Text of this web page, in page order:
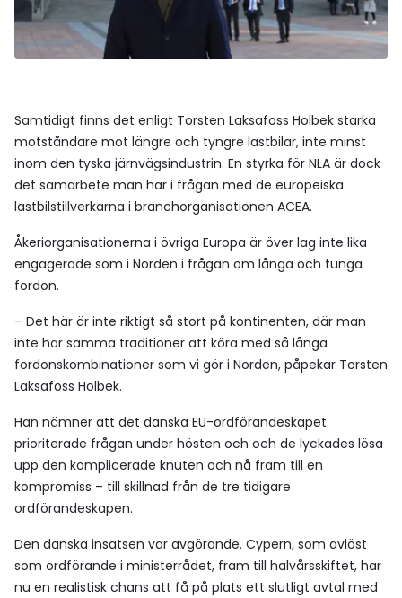
Samtidigt finns det enligt Torsten Laksafoss Holbek starka
motståndare mot längre och tyngre lastbilar, inte minst
inom den tyska järnvägsindustrin. En styrka för NLA är dock
det samarbete man har i frågan med de europeiska
lastbilstillverkarna i branchorganisationen ACEA.
Åkeriorganisationerna i övriga Europa är över lag inte lika
engagerade som i Norden i frågan om långa och tunga
fordon.
– Det här är inte riktigt så stort på kontinenten, där man
inte har samma traditioner att köra med så långa
fordonskombinationer som vi gör i Norden, påpekar Torsten
Laksafoss Holbek.
Han nämner att det danska EU-ordförandeskapet
prioriterade frågan under hösten och och de lyckades lösa
upp den komplicerade knuten och nå fram till en
kompromiss – till skillnad från de tre tidigare
ordförandeskapen.
Den danska insatsen var avgörande. Cypern, som avlöst
som ordförande i ministerrådet, fram till halvårsskiftet, har
nu en realistisk chans att få på plats ett slutligt avtal med